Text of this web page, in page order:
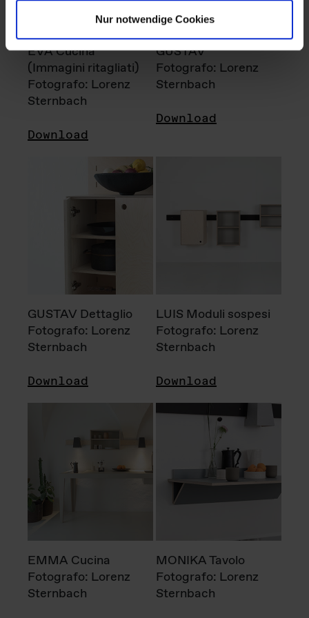
Nur notwendige Cookies
EVA Cucina
(Immagini ritagliati)
Fotografo: Lorenz
Sternbach
Download
GUSTAV
Fotografo: Lorenz
Sternbach
Download
GUSTAV Dettaglio
Fotografo: Lorenz
Sternbach
Download
LUIS Moduli sospesi
Fotografo: Lorenz
Sternbach
Download
EMMA Cucina
Fotografo: Lorenz
Sternbach
MONIKA Tavolo
Fotografo: Lorenz
Sternbach